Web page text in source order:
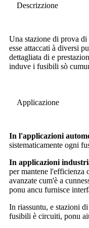
Descrizzione
Una stazione di prova
esse attaccati à diversi
dettagliata di e
induve i fusibili sò
Applicazione
In l'applicazioni
sistematicamente ogni
In applicazioni
per mantene l'efficienza
avanzate cum'è a
ponu ancu furnisce
In riassuntu, e stazioni
fusibili è circuiti, ponu